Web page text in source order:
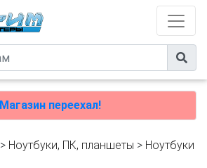
Магазин переехал!
> Ноутбуки, ПК, планшеты > Ноутбуки